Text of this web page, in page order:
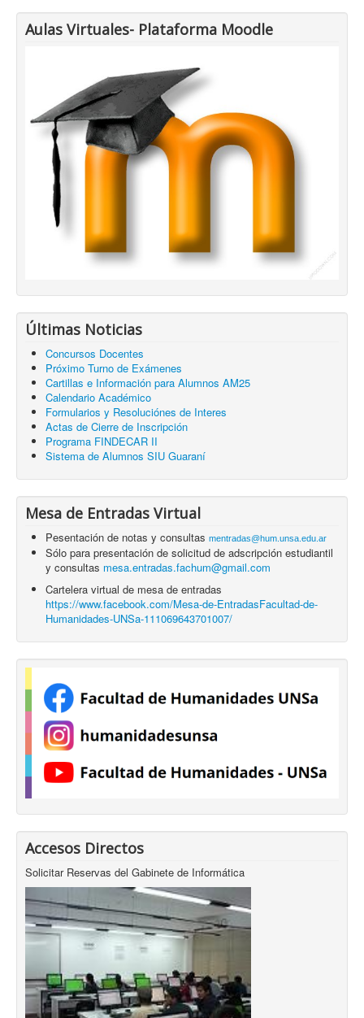
Aulas Virtuales- Plataforma Moodle
Últimas Noticias
Concursos Docentes
Próximo Turno de Exámenes
Cartillas e Información para Alumnos AM25
Calendario Académico
Formularios y Resoluciónes de Interes
Actas de Cierre de Inscripción
Programa FINDECAR II
Sistema de Alumnos SIU Guaraní
Mesa de Entradas Virtual
Pesentación de notas y consultas mentradas@hum.unsa.edu.ar
Sólo para presentación de solicitud de adscripción estudiantil
y consultas mesa.entradas.fachum@gmail.com
Cartelera virtual de mesa de entradas
https://www.facebook.com/Mesa-de-EntradasFacultad-de-
Humanidades-UNSa-111069643701007/
Accesos Directos
Solicitar Reservas del Gabinete de Informática